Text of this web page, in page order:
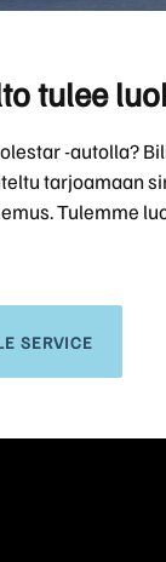
tulee
-autolla?
tarjoamaan
Tulemme
SERVICE